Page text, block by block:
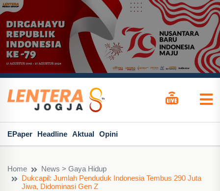
EPaper Headline Aktual Opini
Home
News > Gaya Hidup
Dukcapil: Jumlah Penduduk Indonesia Tembus 290 Juta
Jiwa, Didominasi Gen Z